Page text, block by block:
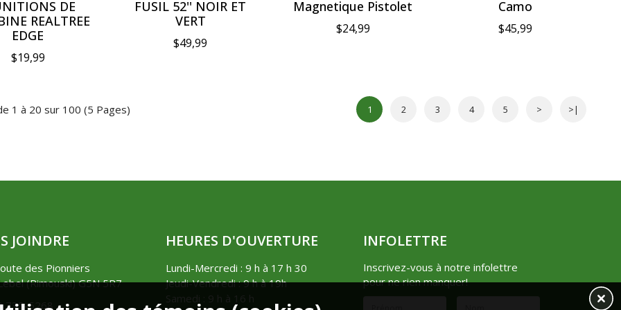
DE
REALTREE
EDGE
$19,99
FUSIL 52'' NOIR ET
VERT
$49,99
Magnetique Pistolet
$24,99
Camo
$45,99
1 2 3 4 5 > >|
1 à 20 sur 100 (5 Pages)
JOINDRE
des Pionniers
(Rimouski) G5N 5R7
735-5268
HEURES D'OUVERTURE
Lundi-Mercredi : 9 h à 17 h 30
Jeudi-Vendredi : 9 h à 19h
INFOLETTRE
Inscrivez-vous à notre infolettre
pour ne rien manquer!